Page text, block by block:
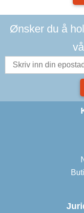
Ønsker du å